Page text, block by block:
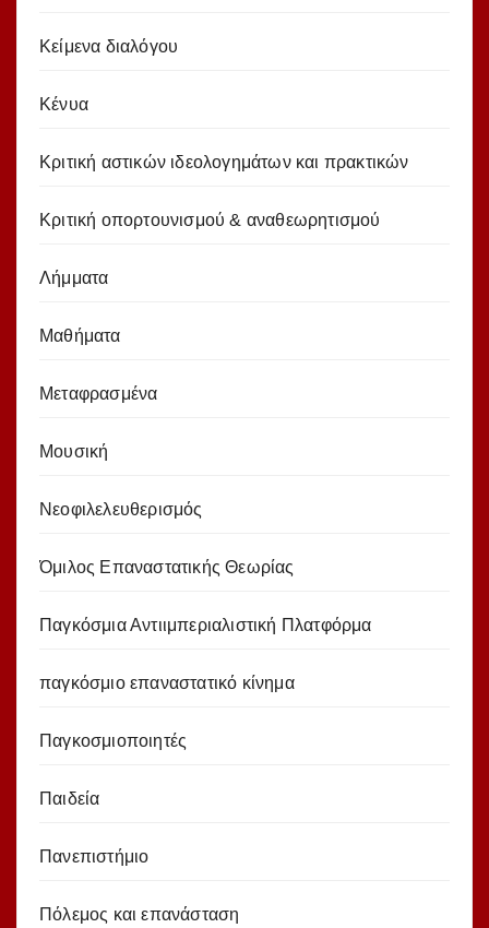
Κείμενα διαλόγου
Κένυα
Κριτική αστικών ιδεολογημάτων και πρακτικών
Κριτική οπορτουνισμού & αναθεωρητισμού
Λήμματα
Μαθήματα
Μεταφρασμένα
Μουσική
Νεοφιλελευθερισμός
Όμιλος Επαναστατικής Θεωρίας
Παγκόσμια Αντιιμπεριαλιστική Πλατφόρμα
παγκόσμιο επαναστατικό κίνημα
Παγκοσμιοποιητές
Παιδεία
Πανεπιστήμιο
Πόλεμος και επανάσταση